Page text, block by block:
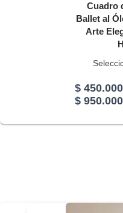
Cuadro
Ballet al
Arte
$ 450.000
$ 950.000